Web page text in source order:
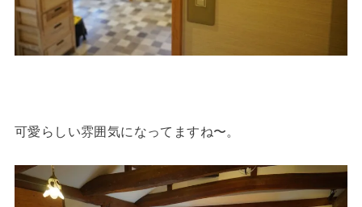
可愛らしい雰囲気になってますね〜。